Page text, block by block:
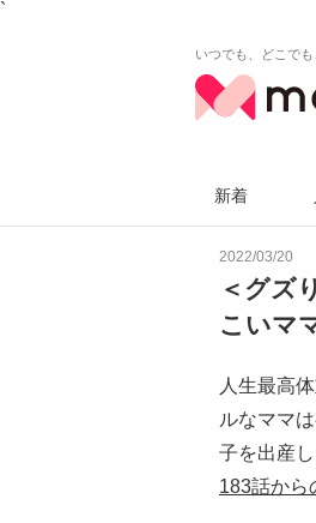
`
いつでも、どこで
新着
2022/03/20
＜グズ
こいマ
人生最高
ルなママ
子を出産
183話から